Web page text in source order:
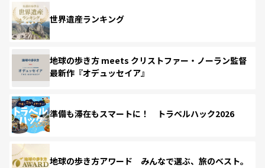
世界遺産ランキング
地球の歩き方 meets クリストファー・ノーラン監督
最新作『オデュッセイア』
準備も滞在もスマートに！ トラベルハック2026
地球の歩き方アワード みんなで選ぶ、旅のベスト。